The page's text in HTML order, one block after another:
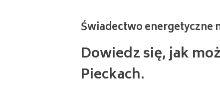
Dowiedz się, jak
Pieckach.